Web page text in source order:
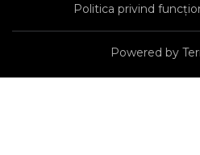
Politica privind
Powered by